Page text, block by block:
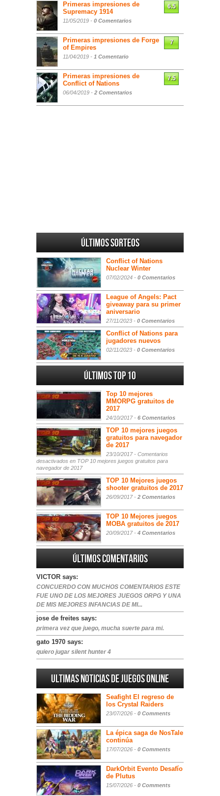
Primeras impresiones de
Supremacy 1914
11/05/2019 - 0 Comentarios
6.5
Primeras impresiones de Forge
of Empires
11/04/2019 - 1 Comentario
7
Primeras impresiones de
Conflict of Nations
06/04/2019 - 2 Comentarios
7.5
Últimos sorteos
Conflict of Nations
Nuclear Winter
07/02/2024 - 0 Comentarios
League of Angels: Pact
giveaway para su primer
aniversario
27/11/2023 - 0 Comentarios
Conflict of Nations para
jugadores nuevos
02/11/2023 - 0 Comentarios
Últimos Top 10
Top 10 mejores
MMORPG gratuitos de
2017
24/10/2017 - 6 Comentarios
TOP 10 mejores juegos
gratuitos para navegador
de 2017
23/10/2017 - Comentarios
desactivados en TOP 10 mejores juegos gratuitos para
navegador de 2017
TOP 10 Mejores juegos
shooter gratuitos de 2017
26/09/2017 - 2 Comentarios
TOP 10 Mejores juegos
MOBA gratuitos de 2017
20/09/2017 - 4 Comentarios
Últimos comentarios
VICTOR says:
CONCUERDO CON MUCHOS COMENTARIOS ESTE
FUE UNO DE LOS MEJORES JUEGOS ORPG Y UNA
DE MIS MEJORES INFANCIAS DE MI...
jose de freites says:
primera vez que juego, mucha suerte para mi.
gato 1970 says:
quiero jugar silent hunter 4
Ultimas noticias de juegos online
Seafight El regreso de
los Crystal Raiders
23/07/2026 - 0 Comments
La épica saga de NosTale
continúa
17/07/2026 - 0 Comments
DarkOrbit Evento Desafío
de Plutus
15/07/2026 - 0 Comments